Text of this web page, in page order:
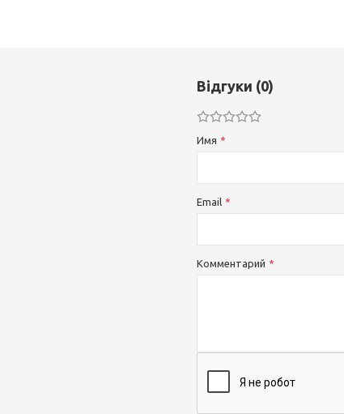
Відгуки (0)
Имя
Email
Комментарий